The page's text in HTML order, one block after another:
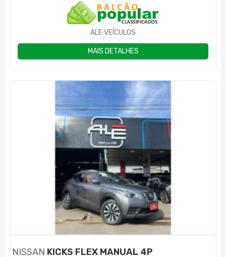
ALE VEÍCULOS
MAIS DETALHES
NISSAN KICKS FLEX MANUAL 4P